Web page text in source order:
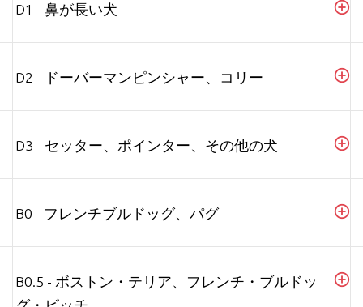
D1 - 鼻が長い犬
D2 - ドーバーマンピンシャー、コリー
D3 - セッター、ポインター、その他の犬
B0 - フレンチブルドッグ、パグ
B0.5 - ボストン・テリア、フレンチ・ブルドッ